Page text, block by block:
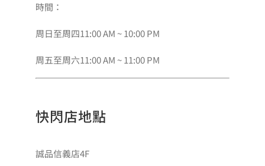
時間：
周日至周四11:00 AM ~ 10:00 PM
周五至周六11:00 AM ~ 11:00 PM
快閃店地點
誠品信義店4F